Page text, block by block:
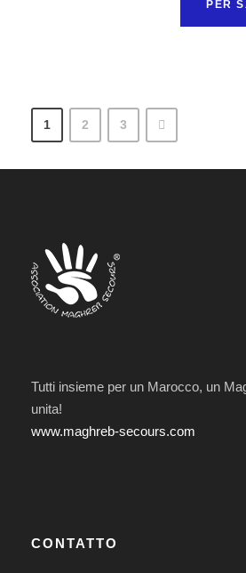
PER
1 2 3
Tutti insieme per un Marocco, un
unita!
www.maghreb-secours.com
CONTATTO